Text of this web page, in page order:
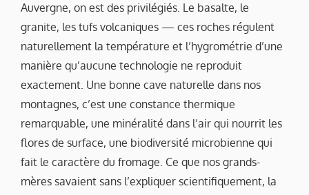
Auvergne, on est des privilégiés. Le basalte, le
granite, les tufs volcaniques — ces roches régulent
naturellement la température et l’hygrométrie d’une
manière qu’aucune technologie ne reproduit
exactement. Une bonne cave naturelle dans nos
montagnes, c’est une constance thermique
remarquable, une minéralité dans l’air qui nourrit les
flores de surface, une biodiversité microbienne qui
fait le caractère du fromage. Ce que nos grands-
mères savaient sans l’expliquer scientifiquement, la